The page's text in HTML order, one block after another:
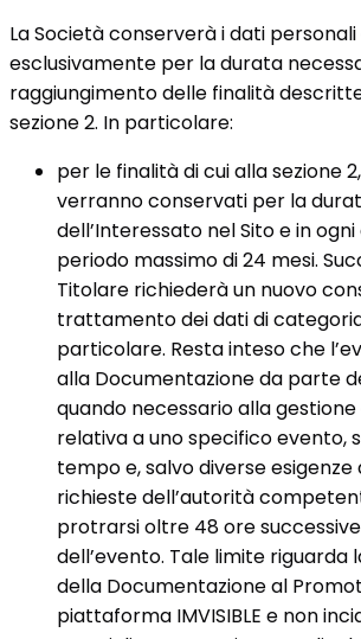
La Società conserverà i dati
esclusivamente per la durata
raggiungimento delle finalità
sezione 2. In particolare:
per le finalità di cui alla sezione
verranno conservati per la
dell’Interessato nel Sito e in
periodo massimo di 24 mesi.
Titolare richiederà un nuovo
trattamento dei dati di
particolare. Resta inteso che
alla Documentazione da parte
quando necessario alla
relativa a uno specifico evento,
tempo e, salvo diverse esigenze
richieste dell’autorità
protrarsi oltre 48 ore
dell’evento. Tale limite riguarda
della Documentazione al
piattaforma IMVISIBLE e non